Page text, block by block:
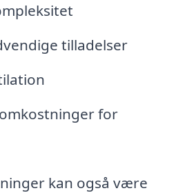
tilladelser
for
kan også være